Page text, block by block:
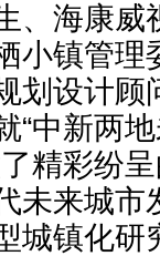
、海康威
小镇管理
划设计顾
“中新两
精彩纷
未来城市
城镇化研